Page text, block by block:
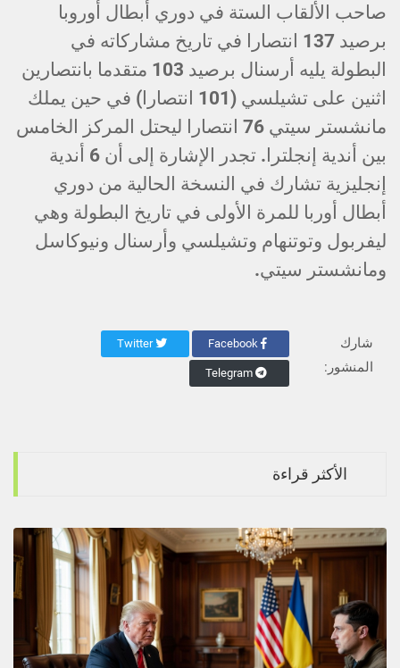
صاحب الألقاب الستة في دوري أبطال أوروبا
برصيد 137 انتصارا في تاريخ مشاركاته في
البطولة يليه أرسنال برصيد 103 متقدما بانتصارين
اثنين على تشيلسي (101 انتصارا) في حين يملك
مانشستر سيتي 76 انتصارا ليحتل المركز الخامس
بين أندية إنجلترا. تجدر الإشارة إلى أن 6 أندية
إنجليزية تشارك في النسخة الحالية من دوري
أبطال أوربا للمرة الأولى في تاريخ البطولة وهي
ليفربول وتوتنهام وتشيلسي وأرسنال ونيوكاسل
ومانشستر سيتي.
شارك
المنشور:
Twitter
Telegram
الأكثر قراءة